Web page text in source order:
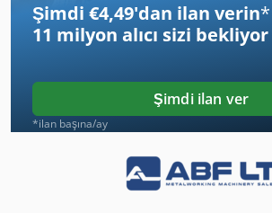
Makine Ekleme
Makine Merkezi
O K
Otec
Tel Erezyon Makinası
Tel Erozyon Makinesi
Şimdi €4,49'dan ilan verin*
11 milyon alıcı sizi bekliyor
Şimdi ilan ver
*ilan başına/ay